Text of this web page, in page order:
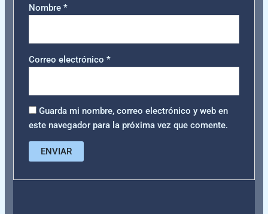
Nombre *
Correo electrónico *
Guarda mi nombre, correo electrónico y web en
este navegador para la próxima vez que comente.